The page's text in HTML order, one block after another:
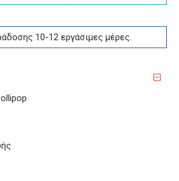
10-12 εργάσιμες μέρες.